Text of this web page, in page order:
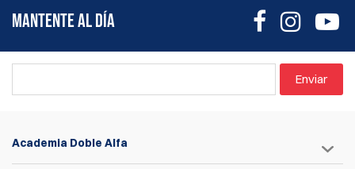
MANTENTE AL DÍA
Enviar
Academia Doble Alfa